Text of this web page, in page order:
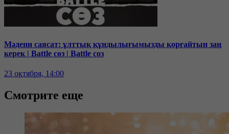
Мәдени саясат: ұлттық құндылығымызды қорғайтын заң
керек | Battle сөз | Battle соз
23 октября, 14:00
Смотрите еще